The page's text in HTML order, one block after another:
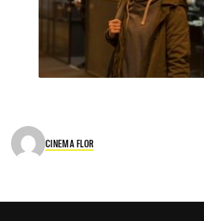
CINEMA FLOR